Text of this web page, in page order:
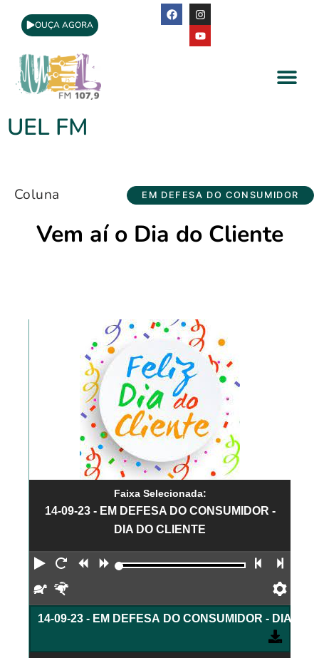
OUÇA AGORA
UEL FM
Coluna EM DEFESA DO CONSUMIDOR
Vem aí o Dia do Cliente
Faixa Selecionada:
14-09-23 - EM DEFESA DO CONSUMIDOR -
DIA DO CLIENTE
Reproduzir
Reiniciar
Retroceder
Avançar Faixa
Devagar
14-09-23 - EM DEFESA DO CONSUMIDOR - DIA DO